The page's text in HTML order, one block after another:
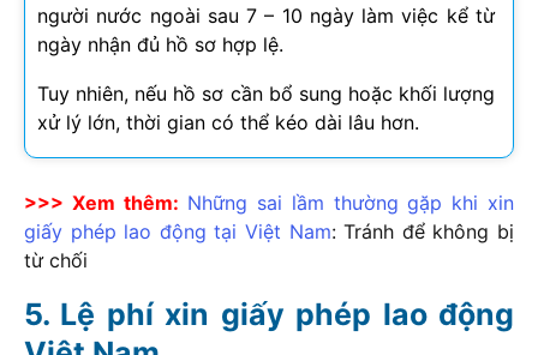
người nước ngoài sau 7 – 10 ngày làm việc kể từ
ngày nhận đủ hồ sơ hợp lệ.
Tuy nhiên, nếu hồ sơ cần bổ sung hoặc khối lượng
xử lý lớn, thời gian có thể kéo dài lâu hơn.
>>> Xem thêm: Những sai lầm thường gặp khi xin
giấy phép lao động tại Việt Nam: Tránh để không bị
từ chối
Lệ phí xin giấy phép lao động